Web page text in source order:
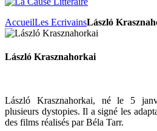
AccueilLes EcrivainsLászló
László Krasznahorkai
László Krasznahorkai, né le 5
plusieurs dystopies. Il a signé les
des films réalisés par Béla Tarr.